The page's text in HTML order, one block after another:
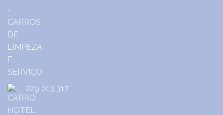
229 013 317